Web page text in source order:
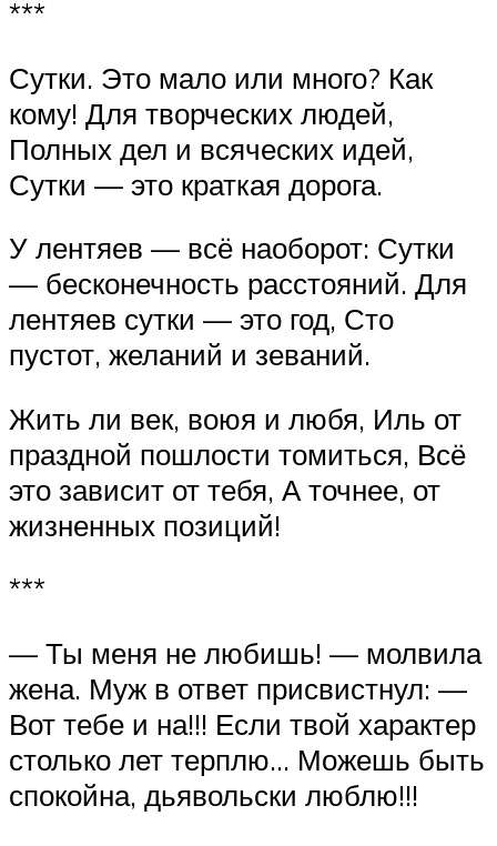
***
Сутки. Это мало или много? Как
кому! Для творческих людей,
Полных дел и всяческих идей,
Сутки — это краткая дорога.
У лентяев — всё наоборот: Сутки
— бесконечность расстояний. Для
лентяев сутки — это год, Сто
пустот, желаний и зеваний.
Жить ли век, воюя и любя, Иль от
праздной пошлости томиться, Всё
это зависит от тебя, А точнее, от
жизненных позиций!
***
— Ты меня не любишь! — молвила
жена. Муж в ответ присвистнул: —
Вот тебе и на!!! Если твой характер
столько лет терплю… Можешь быть
спокойна, дьявольски люблю!!!